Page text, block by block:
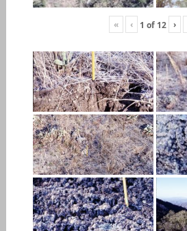
« ‹ 1 of 12 ›